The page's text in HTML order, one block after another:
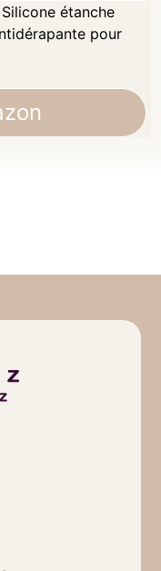
étanche
pour